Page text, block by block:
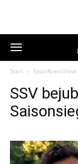
Start SportKreisUnna
SSV